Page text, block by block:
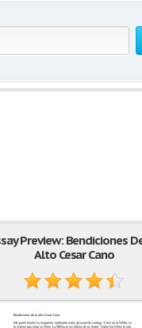
Preview: Bendiciones
Alto Cesar Cano